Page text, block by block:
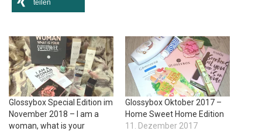
teilen
Glossybox Special Edition im
November 2018 – I am a
woman, what is your
Glossybox Oktober 2017 –
Home Sweet Home Edition
11. Dezember 2017